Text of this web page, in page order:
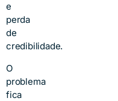
e
perda
de
credibilidade.
O
problema
fica